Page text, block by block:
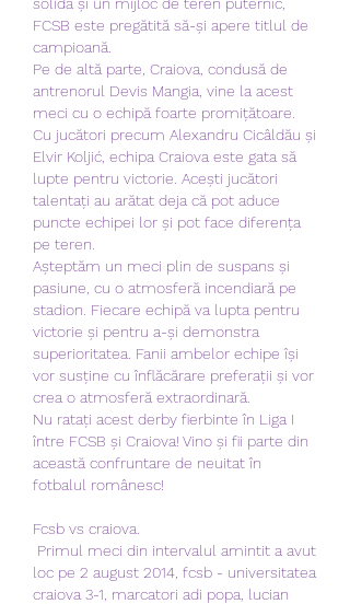
FCSB este pregătită să-și apere titlul de
campioană.
Pe de altă parte, Craiova, condusă de
antrenorul Devis Mangia, vine la acest
meci cu o echipă foarte promițătoare.
Cu jucători precum Alexandru Cicâldău și
Elvir Koljić, echipa Craiova este gata să
lupte pentru victorie. Acești jucători
talentați au arătat deja că pot aduce
puncte echipei lor și pot face diferența
pe teren.
Așteptăm un meci plin de suspans și
pasiune, cu o atmosferă incendiară pe
stadion. Fiecare echipă va lupta pentru
victorie și pentru a-și demonstra
superioritatea. Fanii ambelor echipe își
vor susține cu înflăcărare preferații și vor
crea o atmosferă extraordinară.
Nu ratați acest derby fierbinte în Liga I
între FCSB și Craiova! Vino și fii parte din
această confruntare de neuitat în
fotbalul românesc!
Fcsb vs craiova.
loc pe 2 august 2014, fcsb - universitatea
craiova 3-1, marcatori adi popa, lucian